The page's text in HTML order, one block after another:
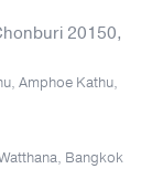
20150,
Amphoe Kathu,
Bangkok